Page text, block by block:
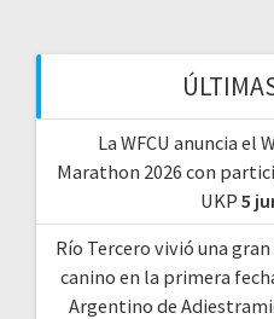
La WFCU anuncia el
Marathon 2026 con
UKP 5
Río Tercero vivió una
canino en la primera
Argentino de